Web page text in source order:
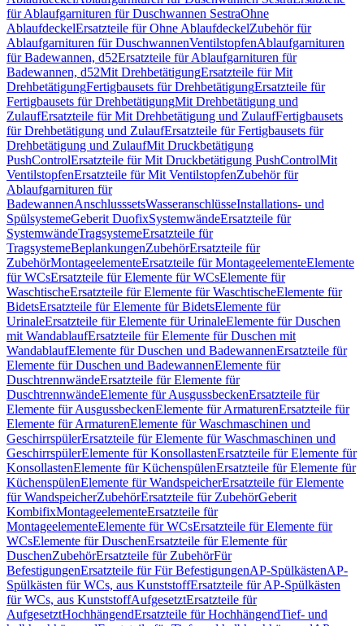
für Ablaufgarnituren für Duschwannen SestraOhne
AblaufdeckelErsatzteile für Ohne AblaufdeckelZubehör für
Ablaufgarnituren für DuschwannenVentilstopfenAblaufgarnituren
für Badewannen, d52Ersatzteile für Ablaufgarnituren für
Badewannen, d52Mit DrehbetätigungErsatzteile für Mit
DrehbetätigungFertigbausets für DrehbetätigungErsatzteile für
Fertigbausets für DrehbetätigungMit Drehbetätigung und
ZulaufErsatzteile für Mit Drehbetätigung und ZulaufFertigbausets
für Drehbetätigung und ZulaufErsatzteile für Fertigbausets für
Drehbetätigung und ZulaufMit Druckbetätigung
PushControlErsatzteile für Mit Druckbetätigung PushControlMit
VentilstopfenErsatzteile für Mit VentilstopfenZubehör für
Ablaufgarnituren für
BadewannenAnschlusssetsWasseranschlüsseInstallations- und
SpülsystemeGeberit DuofixSystemwändeErsatzteile für
SystemwändeTragsystemeErsatzteile für
TragsystemeBeplankungenZubehörErsatzteile für
ZubehörMontageelementeErsatzteile für MontageelementeElemente
für WCsErsatzteile für Elemente für WCsElemente für
WaschtischeErsatzteile für Elemente für WaschtischeElemente für
BidetsErsatzteile für Elemente für BidetsElemente für
UrinaleErsatzteile für Elemente für UrinaleElemente für Duschen
mit WandablaufErsatzteile für Elemente für Duschen mit
WandablaufElemente für Duschen und BadewannenErsatzteile für
Elemente für Duschen und BadewannenElemente für
DuschtrennwändeErsatzteile für Elemente für
DuschtrennwändeElemente für AusgussbeckenErsatzteile für
Elemente für AusgussbeckenElemente für ArmaturenErsatzteile für
Elemente für ArmaturenElemente für Waschmaschinen und
GeschirrspülerErsatzteile für Elemente für Waschmaschinen und
GeschirrspülerElemente für KonsollastenErsatzteile für Elemente für
KonsollastenElemente für KüchenspülenErsatzteile für Elemente für
KüchenspülenElemente für WandspeicherErsatzteile für Elemente
für WandspeicherZubehörErsatzteile für ZubehörGeberit
KombifixMontageelementeErsatzteile für
MontageelementeElemente für WCsErsatzteile für Elemente für
WCsElemente für DuschenErsatzteile für Elemente für
DuschenZubehörErsatzteile für ZubehörFür
BefestigungenErsatzteile für Für BefestigungenAP-SpülkästenAP-
Spülkästen für WCs, aus KunststoffErsatzteile für AP-Spülkästen
für WCs, aus KunststoffAufgesetztErsatzteile für
AufgesetztHochhängendErsatzteile für HochhängendTief- und